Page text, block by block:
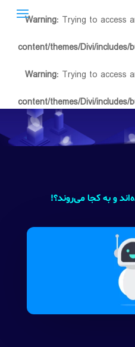
Warning: Trying to access
content/themes/Divi/
Warning: Trying to access
content/themes/Divi/
و به کجا می‌روند؟!